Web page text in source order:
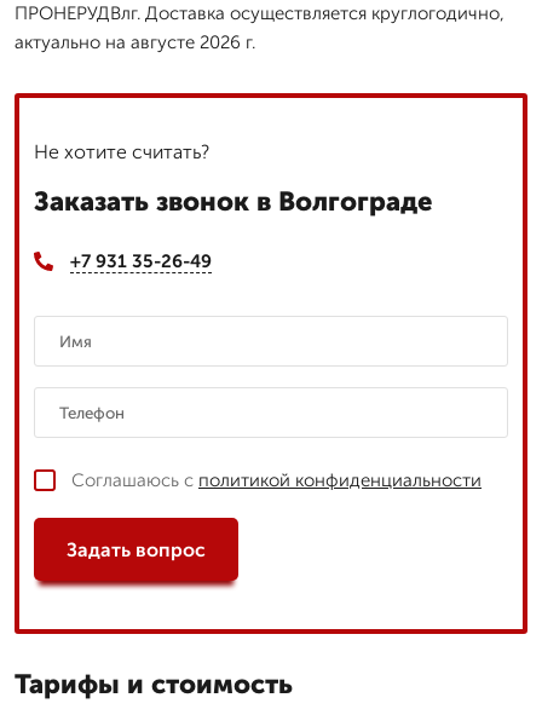
ПРОНЕРУДВлг. Доставка осуществляется круглогодично,
актуально на августе 2026 г.
Не хотите считать?
Заказать звонок в Волгограде
+7 931 35-26-49
Соглашаюсь с политикой конфиденциальности
Задать вопрос
Тарифы и стоимость